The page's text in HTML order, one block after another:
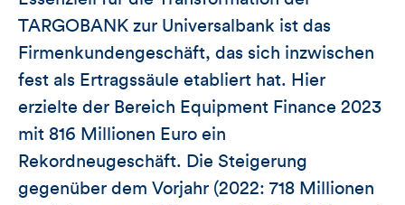
TARGOBANK zur Universalbank ist das
Firmenkundengeschäft, das sich inzwischen
fest als Ertragssäule etabliert hat. Hier
erzielte der Bereich Equipment Finance 2023
mit 816 Millionen Euro ein
Rekordneugeschäft. Die Steigerung
gegenüber dem Vorjahr (2022: 718 Millionen